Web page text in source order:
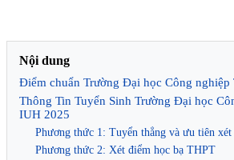
Nội dung
Điểm chuẩn Trường Đại học Công
Thông Tin Tuyển Sinh Trường Đại học
IUH 2025
Phương thức 1: Tuyển thẳng và ưu tiên xét
Phương thức 2: Xét điểm học bạ THPT